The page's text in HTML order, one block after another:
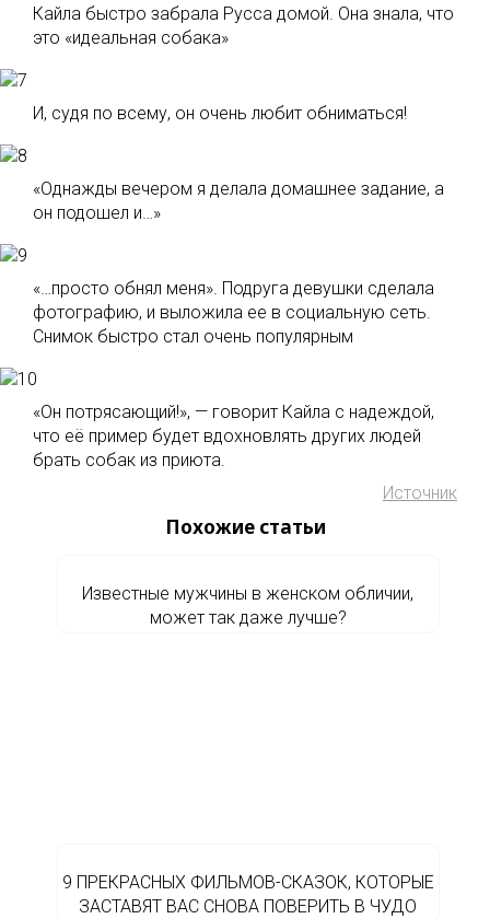
Кайла быстро забрала Русса домой. Она знала, что
это «идеальная собака»
И, судя по всему, он очень любит обниматься!
«Однажды вечером я делала домашнее задание, а
он подошел и…»
«…просто обнял меня». Подруга девушки сделала
фотографию, и выложила ее в социальную сеть.
Снимок быстро стал очень популярным
«Он потрясающий!», — говорит Кайла с надеждой,
что её пример будет вдохновлять других людей
брать собак из приюта.
Источник
Похожие статьи
Известные мужчины в женском обличии,
может так даже лучше?
9 ПРЕКРАСНЫХ ФИЛЬМОВ-СКАЗОК, КОТОРЫЕ
ЗАСТАВЯТ ВАС СНОВА ПОВЕРИТЬ В ЧУДО